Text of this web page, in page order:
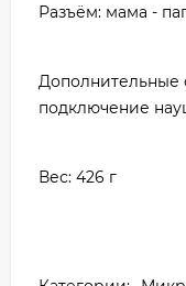
Разъём: мама -
Дополнительные
подключение
Вес: 426 г